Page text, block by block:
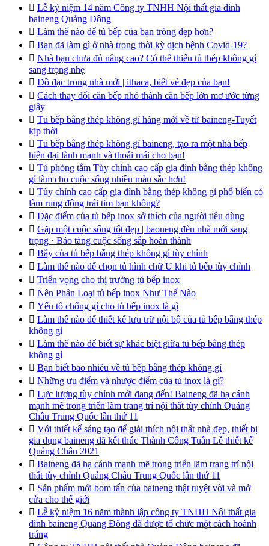
 Lễ kỷ niệm 14 năm Công ty TNHH Nội thất gia đình
baineng Quảng Đông
 Làm thế nào để tủ bếp của bạn trông đẹp hơn?
 Bạn đã làm gì ở nhà trong thời kỳ dịch bệnh Covid-19?
 Nhà bạn chưa đủ nâng cao? Có thể thiếu tủ thép không gỉ
sang trọng nhẹ
 Đồ đạc trong nhà mới | ithaca, biết vẻ đẹp của bạn!
 Cách thay đổi căn bếp nhỏ thành căn bếp lớn mơ ước từng
giây
 Tủ bếp bằng thép không gỉ hàng mới về từ baineng-Tuyết
kịp thời
 Tủ bếp bằng thép không gỉ baineng, tạo ra một nhà bếp
hiện đại lành mạnh và thoải mái cho bạn!
 Tủ phòng tắm Tùy chỉnh cao cấp gia đình bằng thép không
gỉ làm cho cuộc sống nhiều màu sắc hơn!
 Tùy chỉnh cao cấp gia đình bằng thép không gỉ phổ biến có
làm rung động trái tim bạn không?
 Đặc điểm của tủ bếp inox sở thích của người tiêu dùng
 Gặp một cuộc sống tốt đẹp | baoneng đèn nhà mới sang
trọng · Bảo tàng cuộc sống sắp hoàn thành
 Bẫy của tủ bếp bằng thép không gỉ tùy chỉnh
 Làm thế nào để chọn tủ hình chữ U khi tủ bếp tùy chỉnh
 Triển vọng cho thị trường tủ bếp inox
 Nên Phân Loại tủ bếp inox Như Thế Nào
 Yếu tố chống gỉ cho tủ bếp inox là gì
 Làm thế nào để thiết kế lưu trữ nội bộ của tủ bếp bằng thép
không gỉ
 Làm thế nào để biết sự khác biệt giữa tủ bếp bằng thép
không gỉ
 Bạn biết bao nhiêu về tủ bếp bằng thép không gỉ
 Những ưu điểm và nhược điểm của tủ inox là gì?
 Lực lượng tùy chỉnh mới đang đến! Baineng đã hạ cánh
mạnh mẽ trong triển lãm trang trí nội thất tùy chỉnh Quảng
Châu Trung Quốc lần thứ 11
 Với thiết kế sáng tạo để giải thích nội thất nhà đẹp, thiết bị
gia dụng baineng đã kết thúc Thành Công Tuần Lễ thiết kế
Quảng Châu 2021
 Baineng đã hạ cánh mạnh mẽ trong triển lãm trang trí nội
thất tùy chỉnh Quảng Châu Trung Quốc lần thứ 11
 Sản phẩm mới bom tấn của baineng thật tuyệt vời và mở
cửa cho thế giới
 Lễ kỷ niệm 16 năm thành lập công ty TNHH Nội thất gia
đình baineng Quảng Đông đã được tổ chức một cách hoành
tráng